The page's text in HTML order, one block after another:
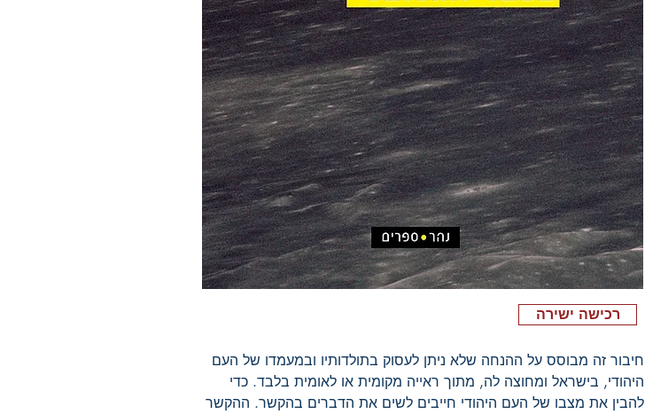
חיבור זה מבוסס על ההנחה שלא ניתן לעסוק בתולדותיו ובמעמדו של העם
היהודי, בישראל ומחוצה לה, מתוך ראייה מקומית או לאומית בלבד. כדי
להבין את מצבו של העם היהודי חייבים לשים את הדברים בהקשר. ההקשר
רכישה ישירה